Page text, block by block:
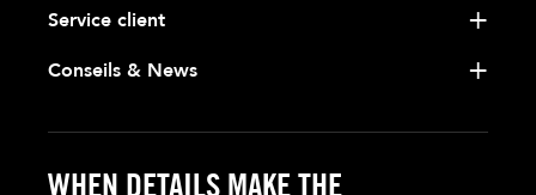
Service client
Conseils & News
WHEN DETAILS MAKE THE